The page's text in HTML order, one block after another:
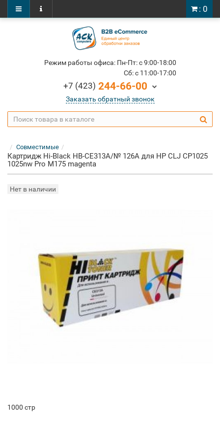
: 0
Режим работы офиса: Пн-Пт: c 9:00-18:00
Cб: c 11:00-17:00
+7 (423) 244-66-00
Заказать обратный звонок
Совместимые
Картридж Hi-Black HB-CE313A/№ 126A для HP CLJ CP1025
1025nw Pro M175 magenta
Нет в наличии
1000 стр